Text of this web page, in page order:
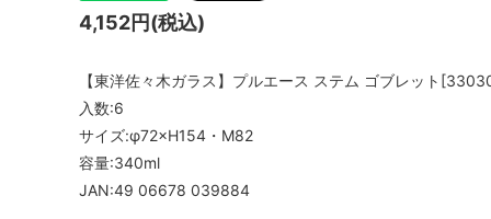
4,152円(税込)
【東洋佐々木ガラス】プルエース ステム ゴブレット
入数:6
サイズ:φ72×H154・M82
容量:340ml
JAN:49 06678 039884